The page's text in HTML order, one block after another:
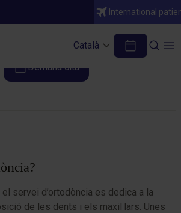
International
Català
Ortodòncia
Demana cita
servei d’ortodòncia es dedica a la
de les dents i els maxil·lars. Unes